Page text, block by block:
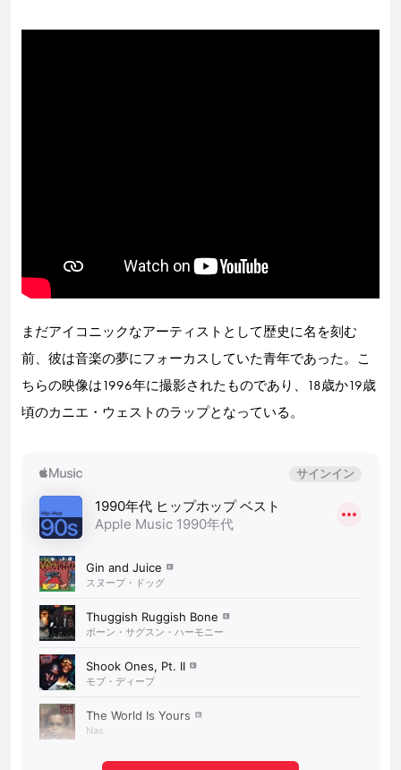
まだアイコニックなアーティストとして歴史に名を刻む
前、彼は音楽の夢にフォーカスしていた青年であった。こ
ちらの映像は1996年に撮影されたものであり、18歳か19歳
頃のカニエ・ウェストのラップとなっている。